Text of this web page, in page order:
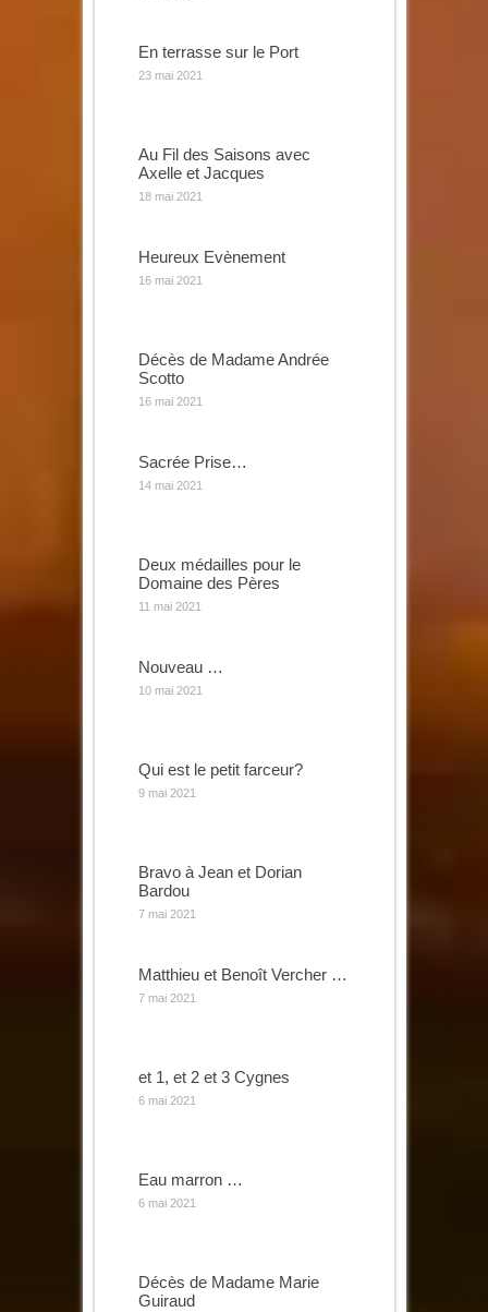
En terrasse sur le Port
23 mai 2021
Au Fil des Saisons avec
Axelle et Jacques
18 mai 2021
Heureux Evènement
16 mai 2021
Décès de Madame Andrée
Scotto
16 mai 2021
Sacrée Prise…
14 mai 2021
Deux médailles pour le
Domaine des Pères
11 mai 2021
Nouveau …
10 mai 2021
Qui est le petit farceur?
9 mai 2021
Bravo à Jean et Dorian
Bardou
7 mai 2021
Matthieu et Benoît Vercher …
7 mai 2021
et 1, et 2 et 3 Cygnes
6 mai 2021
Eau marron …
6 mai 2021
Décès de Madame Marie
Guiraud